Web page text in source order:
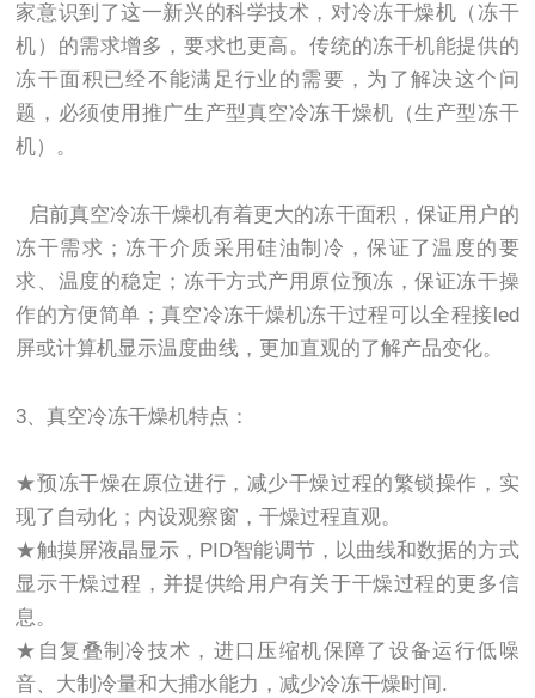
家意识到了这一新兴的科学技术，对冷冻干燥机（冻干
机）的需求增多，要求也更高。传统的冻干机能提供的
冻干面积已经不能满足行业的需要，为了解决这个问
题，必须使用推广生产型真空冷冻干燥机（生产型冻干
机）。
启前真空冷冻干燥机有着更大的冻干面积，保证用户的
冻干需求；冻干介质采用硅油制冷，保证了温度的要
求、温度的稳定；冻干方式产用原位预冻，保证冻干操
作的方便简单；真空冷冻干燥机冻干过程可以全程接led
屏或计算机显示温度曲线，更加直观的了解产品变化。
3、真空冷冻干燥机特点：
★预冻干燥在原位进行，减少干燥过程的繁锁操作，实
现了自动化；内设观察窗，干燥过程直观。
★触摸屏液晶显示，PID智能调节，以曲线和数据的方式
显示干燥过程，并提供给用户有关于干燥过程的更多信
息。
★自复叠制冷技术，进口压缩机保障了设备运行低噪
音、大制冷量和大捕水能力，减少冷冻干燥时间.